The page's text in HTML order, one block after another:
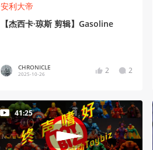
安利大帝
【杰西卡·琼斯 剪辑】Gasoline
CHRONICLE
2025-10-26 2 2
41:25